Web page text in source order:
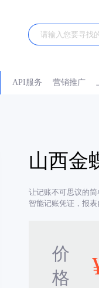
API服务 营销推广
山西金
让记账不可思议的
智能记账凭证，报
价
格